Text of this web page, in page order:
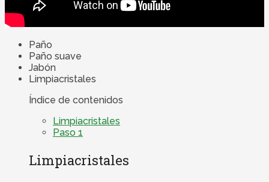
Paño
Paño suave
Jabón
Limpiacristales
Índice de contenidos
Limpiacristales
Paso 1
Limpiacristales